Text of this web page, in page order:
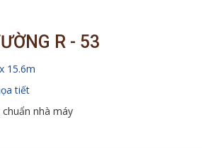
R - 53
15.6m
tiết
nhà máy